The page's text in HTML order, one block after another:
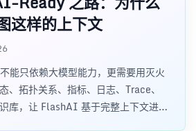
这样的上下文
能只依赖大模型能力，更需要用灭火
、拓扑关系、指标、日志、Trace、
库，让 FlashAI 基于完整上下文进行